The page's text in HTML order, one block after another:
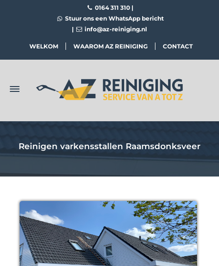
0164 311 310 |
Stuur ons een WhatsApp bericht
|
info@az-reiniging.nl
WELKOM WAAROM AZ REINIGING CONTACT
Reinigen varkensstallen Raamsdonksveer